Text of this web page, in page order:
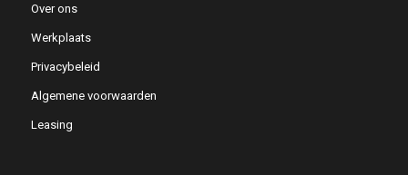
Over ons
Werkplaats
Privacybeleid
Algemene voorwaarden
Leasing